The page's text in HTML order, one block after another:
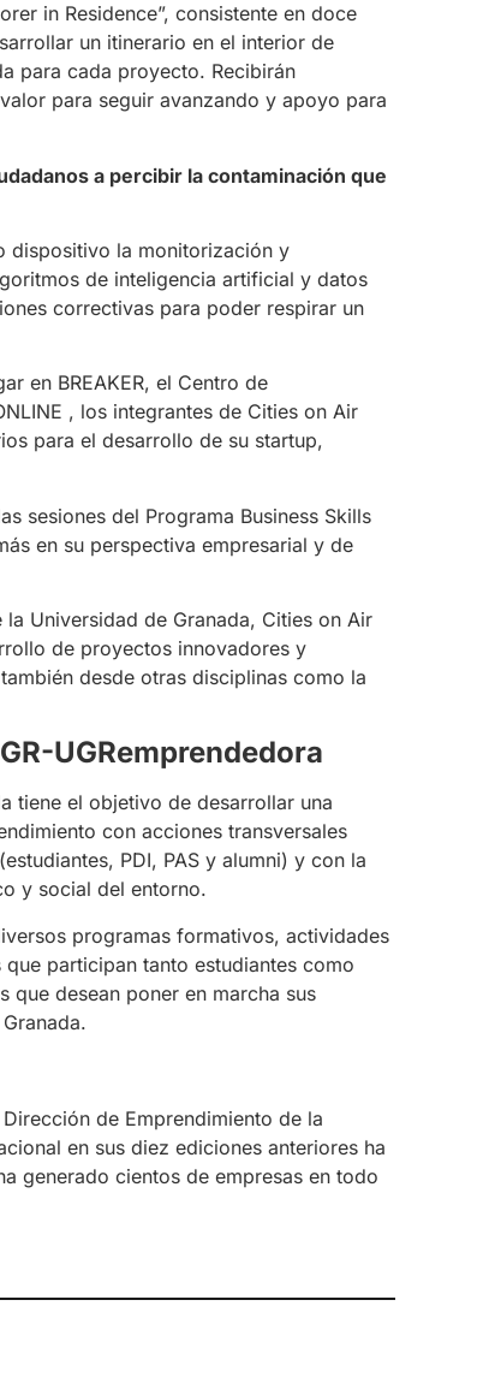
in Residence”, consistente en doce
un itinerario en el interior de
para cada proyecto. Recibirán
para seguir avanzando y apoyo para
a percibir la contaminación que
dispositivo la monitorización y
de inteligencia artificial y datos
correctivas para poder respirar un
en BREAKER, el Centro de
, los integrantes de Cities on Air
para el desarrollo de su startup,
sesiones del Programa Business Skills
en su perspectiva empresarial y de
Universidad de Granada, Cities on Air
de proyectos innovadores y
desde otras disciplinas como la
UGRemprendedora
tiene el objetivo de desarrollar una
con acciones transversales
PDI, PAS y alumni) y con la
y social del entorno.
programas formativos, actividades
participan tanto estudiantes como
que desean poner en marcha sus
de Emprendimiento de la
en sus diez ediciones anteriores ha
generado cientos de empresas en todo